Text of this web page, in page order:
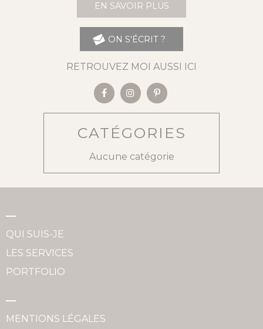
EN SAVOIR PLUS
ON S'ÉCRIT ?
RETROUVEZ MOI AUSSI ICI
CATÉGORIES
Aucune catégorie
QUI SUIS-JE
LES SERVICES
PORTFOLIO
MENTIONS LÉGALES